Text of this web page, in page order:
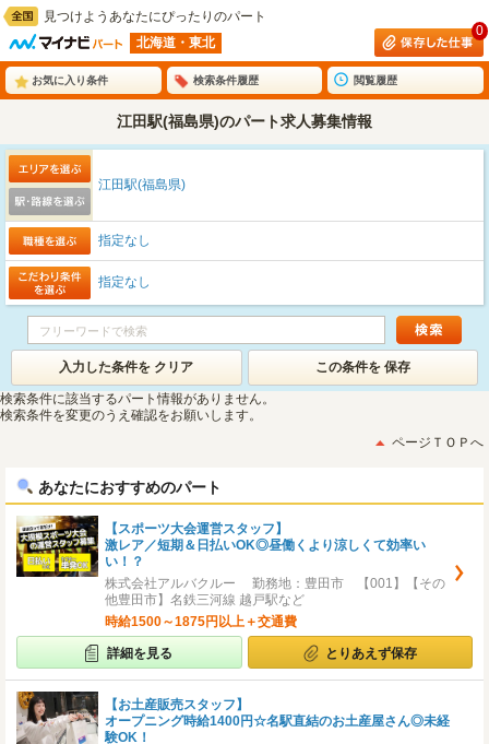
見つけようあなたにぴったりのパート
北海道・東北
0
お気に入り条件 検索条件履歴 閲覧履歴
江田駅(福島県)のパート求人募集情報
江田駅(福島県)
指定なし
指定なし
入力した条件を クリア この条件を 保存
検索条件に該当するパート情報がありません。
検索条件を変更のうえ確認をお願いします。
ページＴＯＰへ
あなたにおすすめのパート
【スポーツ大会運営スタッフ】
激レア／短期＆日払いOK◎昼働くより涼しくて効率い
い！？
株式会社アルバクルー 勤務地：豊田市 【001】【その
他豊田市】名鉄三河線 越戸駅など
時給1500～1875円以上＋交通費
詳細を見る とりあえず保存
【お土産販売スタッフ】
オープニング時給1400円☆名駅直結のお土産屋さん◎未経
験OK！